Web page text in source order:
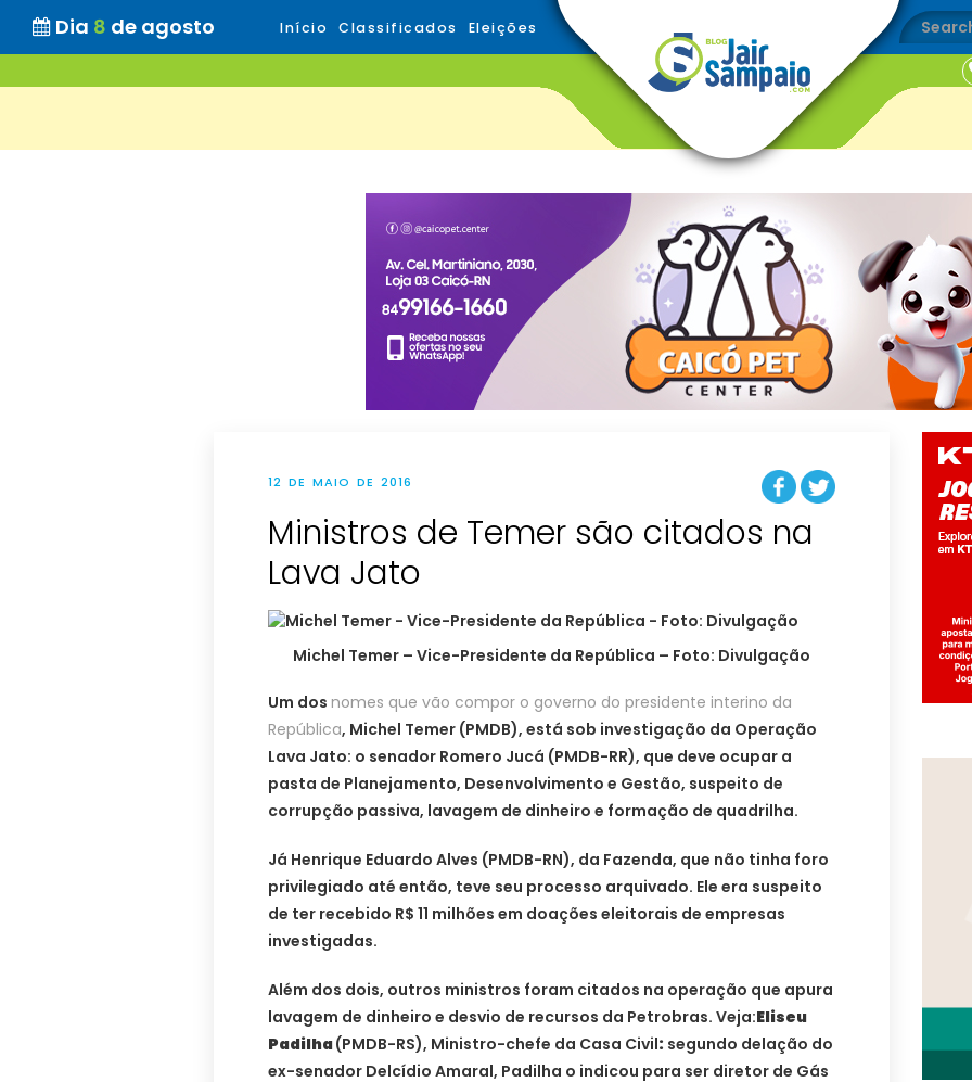
Dia 8 de agosto Início Classificados Eleições
12 DE MAIO DE 2016
Ministros de Temer são citados na
Lava Jato
Michel Temer – Vice-Presidente da República – Foto: Divulgação
Um dos nomes que vão compor o governo do presidente interino da
República, Michel Temer (PMDB), está sob investigação da Operação
Lava Jato: o senador Romero Jucá (PMDB-RR), que deve ocupar a
pasta de Planejamento, Desenvolvimento e Gestão, suspeito de
corrupção passiva, lavagem de dinheiro e formação de quadrilha.
Já Henrique Eduardo Alves (PMDB-RN), da Fazenda, que não tinha foro
privilegiado até então, teve seu processo arquivado. Ele era suspeito
de ter recebido R$ 11 milhões em doações eleitorais de empresas
investigadas.
Além dos dois, outros ministros foram citados na operação que apura
lavagem de dinheiro e desvio de recursos da Petrobras. Veja:Eliseu
Padilha(PMDB-RS), Ministro-chefe da Casa Civil: segundo delação do
ex-senador Delcídio Amaral, Padilha o indicou para ser diretor de Gás